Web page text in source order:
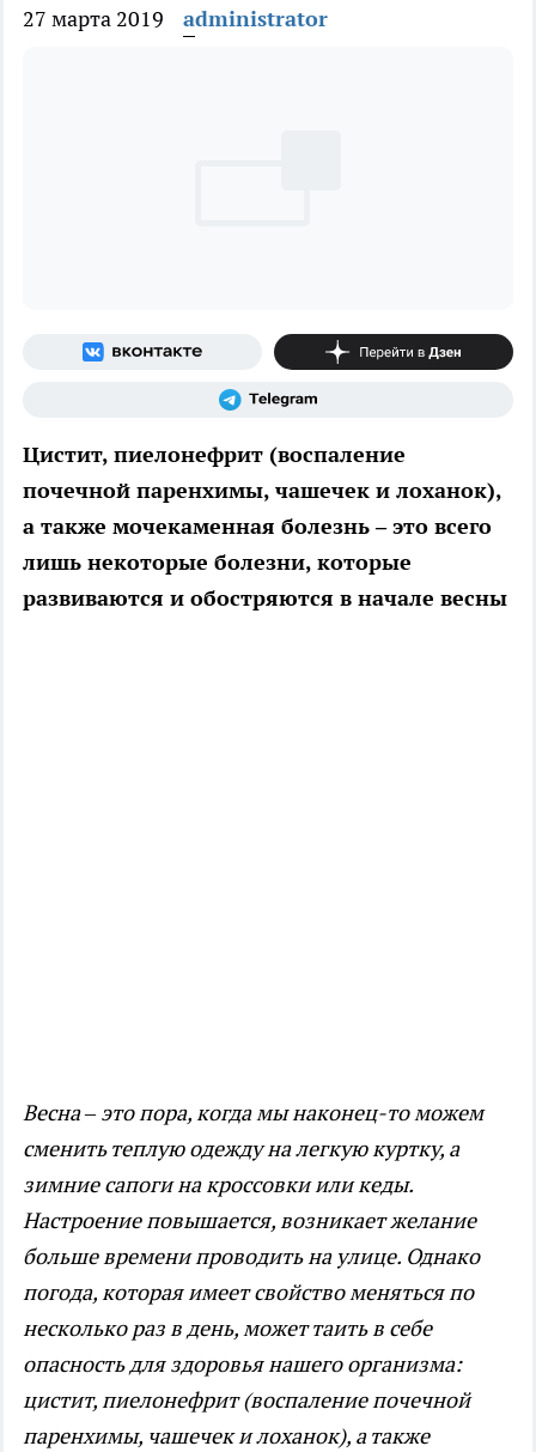
27 марта 2019 administrator
Цистит, пиелонефрит (воспаление
почечной паренхимы, чашечек и лоханок),
а также мочекаменная болезнь – это всего
лишь некоторые болезни, которые
развиваются и обостряются в начале весны
Весна – это пора, когда мы наконец-то можем
сменить теплую одежду на легкую куртку, а
зимние сапоги на кроссовки или кеды.
Настроение повышается, возникает желание
больше времени проводить на улице. Однако
погода, которая имеет свойство меняться по
несколько раз в день, может таить в себе
опасность для здоровья нашего организма:
цистит, пиелонефрит (воспаление почечной
паренхимы, чашечек и лоханок), а также